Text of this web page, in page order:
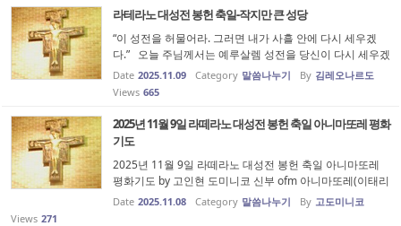
라테라노 대성전 봉헌 축일-작지만 큰 성당
“이 성전을 허물어라. 그러면 내가 사흘 안에 다시 세우겠
다.” 오늘 주님께서는 예루살렘 성전을 당신이 다시 세우겠
다고 하십니다. 그런데 라테라노 대성전 봉헌 축일에 우리
는 왜 이 말씀을 듣습니까? 라테라노 대성전을 허물라는 것
Date 2025.11.09 Category 말씀나누기 By 김레오나르도
Views 665
2025년 11월 9일 라떼라노 대성전 봉헌 축일 아니마또레 평화
기도
2025년 11월 9일 라떼라노 대성전 봉헌 축일 아니마또레
평화기도 by 고인현 도미니코 신부 ofm 아니마또레(이태리
어): '보듬어 주고 활력과 영감을 불어넣는 자'를 의미합니
다. 에페소 공의회(431년)에서 하느님의 어머니로 선포한
Date 2025.11.08 Category 말씀나누기 By 고도미니코
Views 271